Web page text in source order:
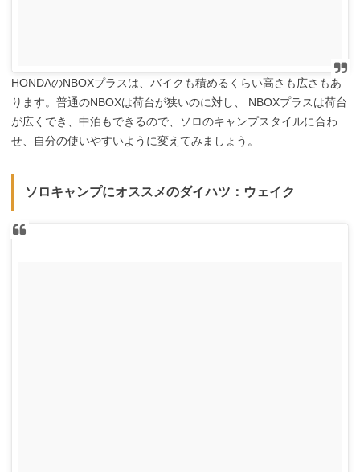
HONDAのNBOXプラスは、バイクも積めるくらい高さも広さもあ
ります。普通のNBOXは荷台が狭いのに対し、 NBOXプラスは荷台
が広くでき、中泊もできるので、ソロのキャンプスタイルに合わ
せ、自分の使いやすいように変えてみましょう。
ソロキャンプにオススメのダイハツ：ウェイク